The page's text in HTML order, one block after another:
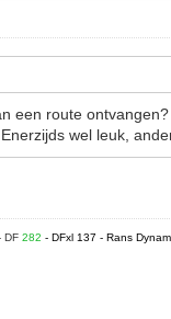
een route ontvangen?
wel leuk,
DF282- DFxl 137 - Rans